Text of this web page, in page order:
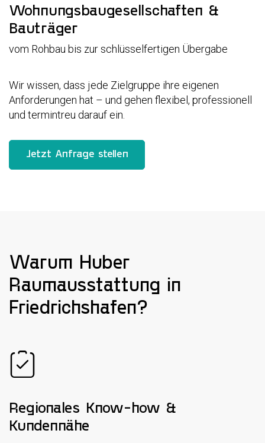
Wohnungsbaugesellschaften &
Bauträger
vom Rohbau bis zur schlüsselfertigen Übergabe
Wir wissen, dass jede Zielgruppe ihre eigenen
Anforderungen hat – und gehen flexibel, professionell
und termintreu darauf ein.
Jetzt Anfrage stellen
Warum Huber
Raumausstattung in
Friedrichshafen?
Regionales Know-how &
Kundennähe